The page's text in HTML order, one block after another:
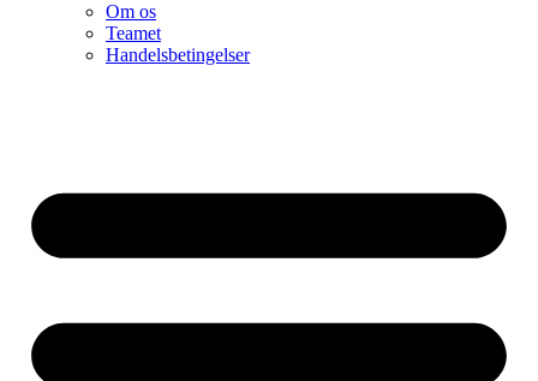
Om os
Teamet
Handelsbetingelser